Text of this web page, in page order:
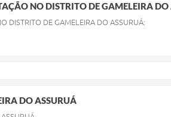
NO DISTRITO DE GAMELEIRA
DISTRITO DE GAMELEIRA DO ASSURUÁ:
DO ASSURUÁ